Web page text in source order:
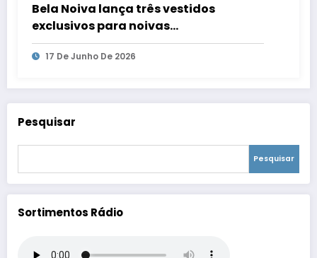
Bela Noiva lança três vestidos
exclusivos para noivas
contemporâneas
17 De Junho De 2026
Pesquisar
Pesquisar
Sortimentos Rádio